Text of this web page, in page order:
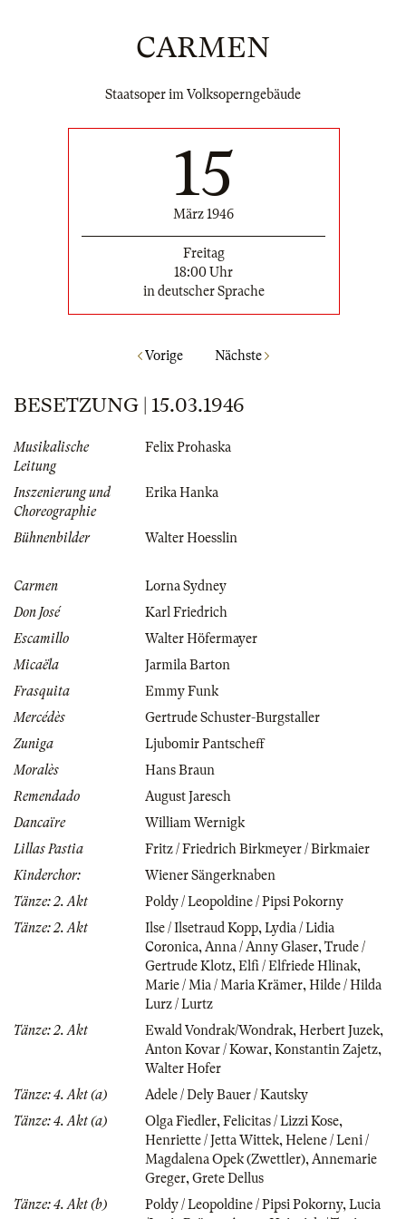
CARMEN
Staatsoper im Volksoperngebäude
15
März 1946
Freitag
18:00 Uhr
in deutscher Sprache
Vorige Nächste
BESETZUNG | 15.03.1946
Musikalische
Leitung
Felix Prohaska
Inszenierung und
Choreographie
Erika Hanka
Bühnenbilder Walter Hoesslin
Carmen
Lorna Sydney
Don José
Karl Friedrich
Escamillo
Walter Höfermayer
Micaëla
Jarmila Barton
Frasquita
Emmy Funk
Mercédès
Gertrude Schuster-Burgstaller
Zuniga
Ljubomir Pantscheff
Moralès
Hans Braun
Remendado
August Jaresch
Dancaïre
William Wernigk
Lillas Pastia
Fritz / Friedrich Birkmeyer / Birkmaier
Kinderchor:
Wiener Sängerknaben
Tänze: 2. Akt
Poldy / Leopoldine / Pipsi Pokorny
Tänze: 2. Akt
Ilse / Ilsetraud Kopp,Lydia / Lidia
Coronica,Anna / Anny Glaser,Trude /
Gertrude Klotz,Elfi / Elfriede Hlinak,
Marie / Mia / Maria Krämer,Hilde / Hilda
Lurz / Lurtz
Tänze: 2. Akt
Ewald Vondrak/Wondrak,Herbert Juzek,
Anton Kovar / Kowar,Konstantin Zajetz,
Walter Hofer
Tänze: 4. Akt (a)
Adele / Dely Bauer / Kautsky
Tänze: 4. Akt (a)
Olga Fiedler,Felicitas / Lizzi Kose,
Henriette / Jetta Wittek,Helene / Leni /
Magdalena Opek (Zwettler),Annemarie
Greger,Grete Dellus
Tänze: 4. Akt (b)
Poldy / Leopoldine / Pipsi Pokorny,Lucia